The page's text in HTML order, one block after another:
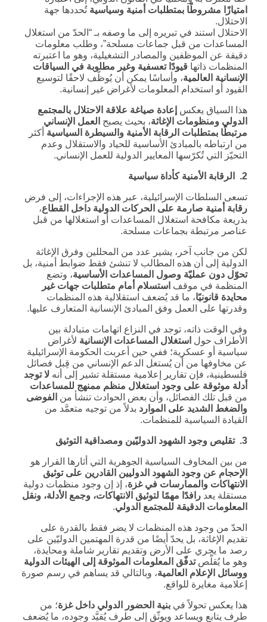
امتيازًا مشروطًا بمتطلبات أمنية وسياسية تُحددها جهة
الاحتلال.
الاحتلال استند في تبريره إلى ما وصفه بـ “الحدّ من استغلال
المساعدات من قبل جماعات مسلحة”، وطلب معلومات
دقيقة عن الموظفين والمصادر التشغيلية، وهو ما اعتبرته
المنظمات ذاتها قيودًا تعسفية وغير مطلوبة في السياقات
الإنسانية العالمية، وأساسًا يمكن أن يُوظّف لاحقًا لتوسيع
القيود أو استخدام المعلومات لأغراض غير إنسانية.
هذا السياق يعكس إعادة صياغة علاقة الاحتلال بالمجتمع
الدولي ومنظومات الإغاثة، بحيث يصبح العمل الإنساني
مرتبطًا بمتطلبات الرقابة الأمنية والسيطرة السياسية أكثر
من ارتباطه بالمبادئ الأساسية للحياد والاستقلال وعدم
التحيّز التي تُكرّسها المعايير الدولية للعمل الإنساني.
2. الرقابة الأمنية كأداة سياسية
تسعى السلطات الإسرائيلية، عبر هذه الإجراءات، إلى فرض
رقابة أمنية صارمة على الحركات الدولية داخل القطاع،
بذريعة مكافحة استغلال المساعدات أو استغلالها من قبل
عناصر مرتبطة بجماعات مسلحة.
لكن من جانب آخر، يشير عدد من المحللين وفرق الإغاثة
الدولية إلى أن هذه المطالب لا تنشئ فقط ضوابط أمنية، بل
تحوّل دون عمليّة وصول المساعدات الأساسية، وتضع
المنظمة في موقف استسلام أمام متطلبات جهات غير
محايدة قانونيًا، ما قد يُضعف استقلالية هذه المنظمات
وقدرتها على العمل وفق المبادئ الإنسانية المتعارف عليها.
وفي الوقت ذاته، توجد في النزاع اتهامات متبادلة بين
الأطراف حول استغلال المساعدات الإنسانية لأغراض
سياسية أو عسكرية؛ ففي حين أعربت الحكومة الإسرائيلية
عن مخاوفها من أن يُستغل الدعم الإنساني من قِبل فصائل
فلسطينية، فإن تقارير إعلامية مستقلة تشير إلى أنه لا توجد
أدلة موثوقة على وجود استغلال منظم ممنهج للمساعدات
من قبل تلك الفصائل، وأن بعض الحوادث تنشأ من الفوضى
والضغط الشديد على الموارد بدلاً من توجيه متعمَّد من
القيادة السياسية للمنظمات.
3. تقليص وجود الشهود الدوليّين ومصداقية التوثيق
من بين المخاوف السياسية الجوهرية التي أثارها القرار هو
الإحجام عن وجود الشهود الدوليين القادرين على توثيق
الانتهاكات والممارسات في غزة، إذ إن وجود منظمات دولية
مستقلة يعد رافدًا مهمًا لتوثيق الانتهاكات، وجمع الأدلة، ونقل
المعلومات الدقيقة للمجتمع الدولي.
الحدّ من وجود هذه المنظمات لا يضر فقط بالقدرة على
تقديم الإغاثة، بل يحدّ أيضًا من قدرة المهتمين الدوليّين على
رصد ما يجري على الأرض وتقديم تقارير شاملة ومحايدة،
وهو ما يُقلّصتدفّق المعلومات الموثوقة إلى الهيئات الدولية
ووسائل الإعلام العالمية، وبالتالي قد يساهم في رسم صورة
إعلامية مغايرة للواقع.
هذا يعكس تحولاً في بنية الحضور الدولي داخل غزة؛ من
طرف يتابع ويساعد ويوثّق إلى طرف يُقيَّد وجوده، ما يُضعف